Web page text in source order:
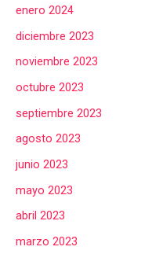
enero 2024
diciembre 2023
noviembre 2023
octubre 2023
septiembre 2023
agosto 2023
junio 2023
mayo 2023
abril 2023
marzo 2023